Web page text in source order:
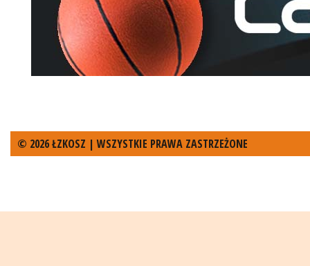
© 2026 ŁZKOSZ | WSZYSTKIE PRAWA ZASTRZEŻONE